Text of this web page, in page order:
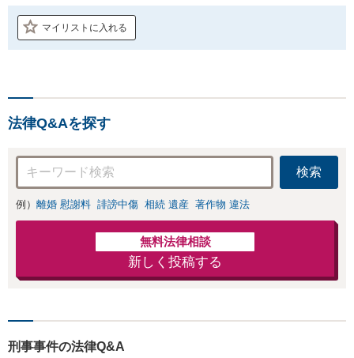
マイリストに入れる
法律Q&Aを探す
検索
例） 離婚 慰謝料 誹謗中傷 相続 遺産 著作物 違法
無料法律相談
新しく投稿する
刑事事件の法律Q&A